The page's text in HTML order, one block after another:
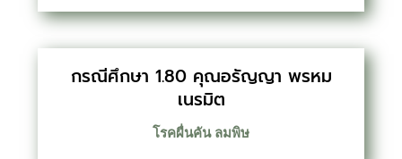
กรณีศึกษา 1.80 คุณอรัญญา พรหม
เนรมิต
โรคผื่นคัน ลมพิษ